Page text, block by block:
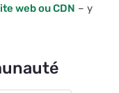
web ou CDN – y